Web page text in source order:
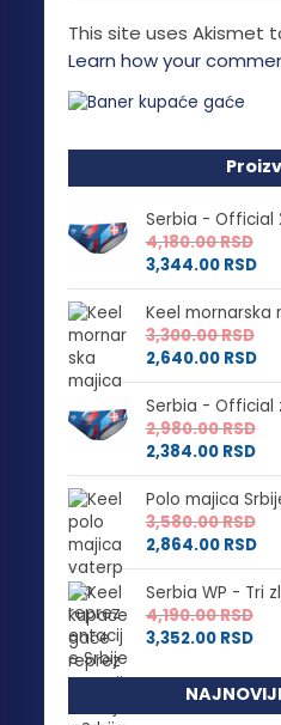
This site uses Akismet
Learn how your
Serbia - Official
4,180.00RSD
3,344.00 RSD
Keel mornarska
3,300.00RSD
2,640.00 RSD
Serbia - Official
2,980.00RSD
2,384.00 RSD
Polo majica
3,580.00RSD
2,864.00 RSD
Serbia WP - Tri
4,190.00RSD
3,352.00 RSD